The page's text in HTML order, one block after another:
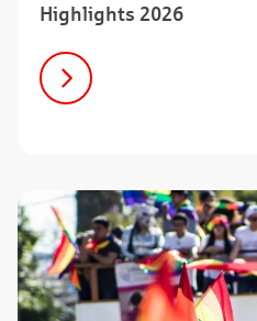
Highlights 2026